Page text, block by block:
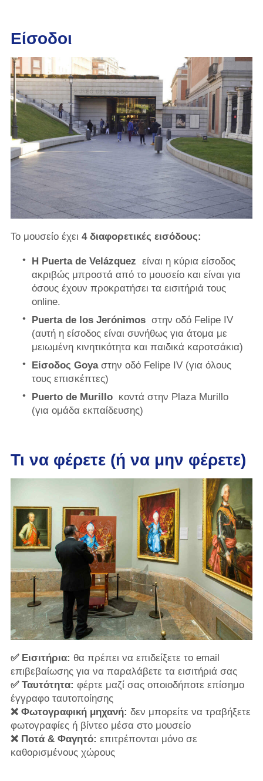
Είσοδοι
Το μουσείο έχει 4 διαφορετικές εισόδους:
Η Puerta de Velázquez είναι η κύρια είσοδος
ακριβώς μπροστά από το μουσείο και είναι για
όσους έχουν προκρατήσει τα εισιτήριά τους
online.
Puerta de los Jerónimosστην οδό Felipe IV
(αυτή η είσοδος είναι συνήθως για άτομα με
μειωμένη κινητικότητα και παιδικά καροτσάκια)
Είσοδος Goyaστην οδό Felipe IV (για όλους
τους επισκέπτες)
Puerto de Murilloκοντά στην Plaza Murillo
(για ομάδα εκπαίδευσης)
Τι να φέρετε (ή να μην φέρετε)
✅ Εισιτήρια: θα πρέπει να επιδείξετε το email
επιβεβαίωσης για να παραλάβετε τα εισιτήριά σας
✅ Ταυτότητα: φέρτε μαζί σας οποιοδήποτε επίσημο
έγγραφο ταυτοποίησης
❌ Φωτογραφική μηχανή: δεν μπορείτε να τραβήξετε
φωτογραφίες ή βίντεο μέσα στο μουσείο
❌ Ποτά & Φαγητό: επιτρέπονται μόνο σε
καθορισμένους χώρους